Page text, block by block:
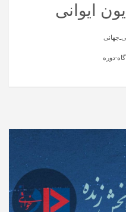
ایوانی
گاه-دوره